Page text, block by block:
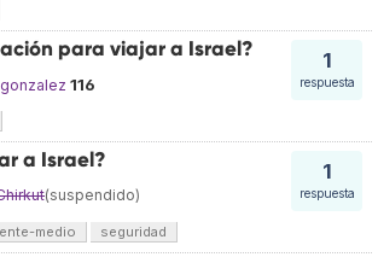
1
respuesta
para viajar a Israel?
116
1
respuesta
a Israel?
(suspendido)
medio seguridad